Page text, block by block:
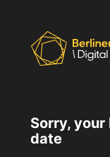
Sorry,
date